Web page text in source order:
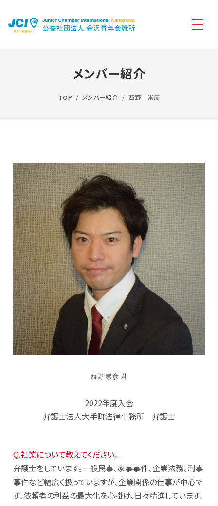
メンバー紹介
TOP メンバー紹介 西野 崇彦
西野 崇彦 君
2022年度入会
弁護士法人大手町法律事務所 弁護士
Q.社業について教えてください。
弁護士をしています。一般民事、家事事件、企業法務、刑事
事件など幅広く扱っていますが、企業関係の仕事が中心で
す。依頼者の利益の最大化を心掛け、日々精進しています。